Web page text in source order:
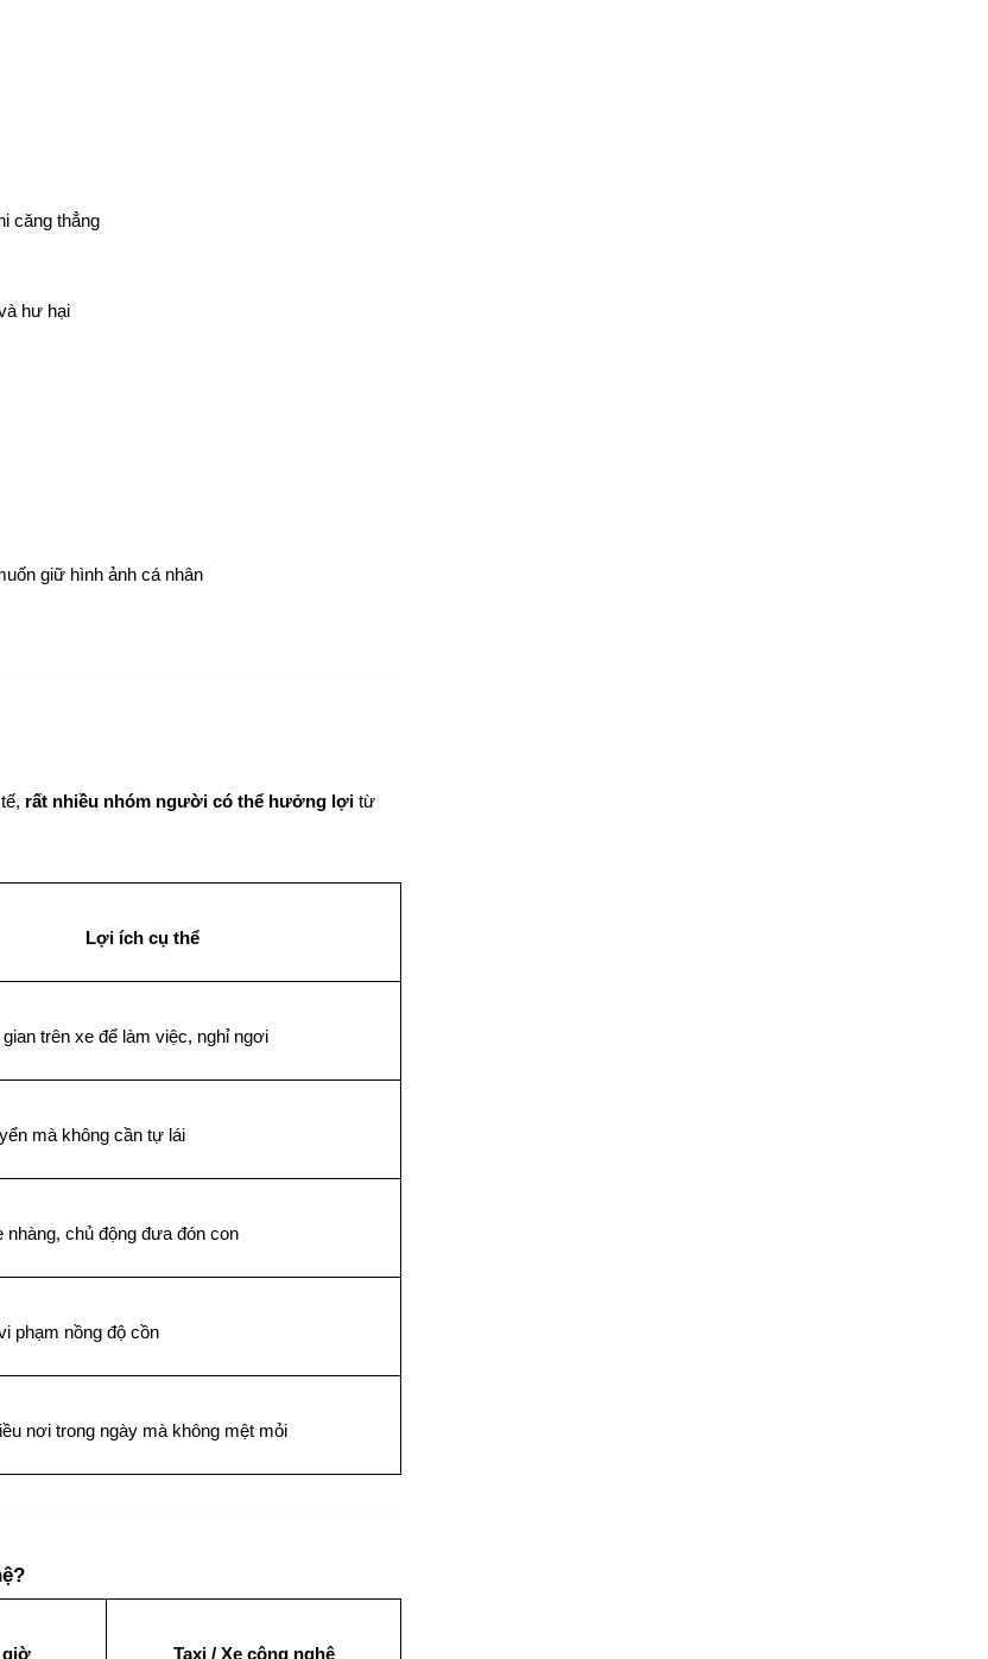
căng thẳng
hư hại
giữ hình ảnh cá nhân
rất nhiều nhóm người có thể hưởng lợi từ
Lợi ích cụ thể
trên xe để làm việc, nghỉ ngơi
mà không cần tự lái
nhàng, chủ động đưa đón con
phạm nồng độ cồn
nơi trong ngày mà không mệt mỏi
giờ Taxi / Xe công nghệ